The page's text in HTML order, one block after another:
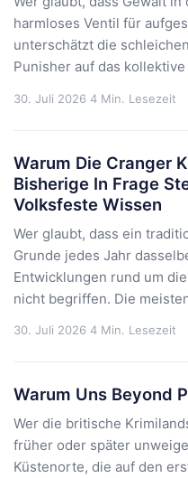
harmloses Ventil für
unterschätzt die
Punisher auf das kollektive
30. Juli 2026 4 Min. Lesezeit
Warum Die Cranger
Bisherige In Frage
Volksfeste Wissen
Wer glaubt, dass ein
Grunde jedes Jahr
Entwicklungen rund um
nicht begriffen. Die
30. Juli 2026 4 Min. Lesezeit
Warum Uns Beyond
Wer die britische
früher oder später
Küstenorte, die auf den